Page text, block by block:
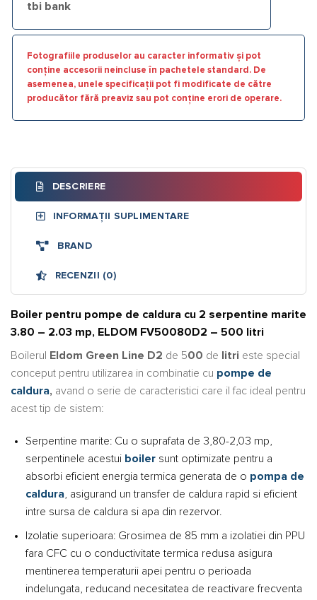
tbi bank
Fotografiile produselor au caracter informativ și pot
conține accesorii neincluse în pachetele standard. De
asemenea, unele specificații pot fi modificate de către
producător fără preaviz sau pot conține erori de operare.
DESCRIERE
INFORMAȚII SUPLIMENTARE
BRAND
RECENZII (0)
Boiler pentru pompe de caldura cu 2 serpentine marite
3.80 – 2.03 mp, ELDOM FV50080D2 – 500 litri
Boilerul Eldom Green Line D2 de 500 de litri este special
conceput pentru utilizarea in combinatie cu pompe de
caldura, avand o serie de caracteristici care il fac ideal pentru
acest tip de sistem:
Serpentine marite: Cu o suprafata de 3,80-2,03 mp,
serpentinele acestui boilersunt optimizate pentru a
absorbi eficient energia termica generata de o pompa de
caldura, asigurand un transfer de caldura rapid si eficient
intre sursa de caldura si apa din rezervor.
Izolatie superioara: Grosimea de 85 mm a izolatiei din PPU
fara CFC cu o conductivitate termica redusa asigura
mentinerea temperaturii apei pentru o perioada
indelungata, reducand necesitatea de reactivare frecventa